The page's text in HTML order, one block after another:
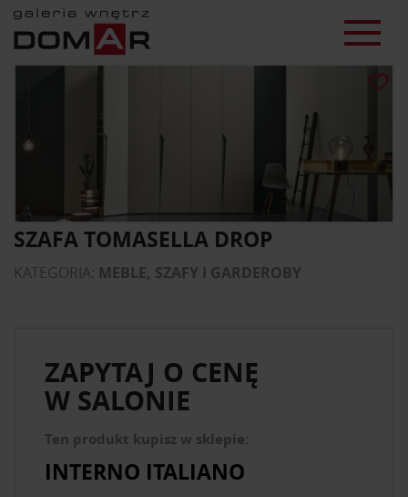
SZAFA TOMASELLA DROP
KATEGORIA: MEBLE, SZAFY I GARDEROBY
ZAPYTAJ O CENĘ
W SALONIE
Ten produkt kupisz w sklepie:
INTERNO ITALIANO